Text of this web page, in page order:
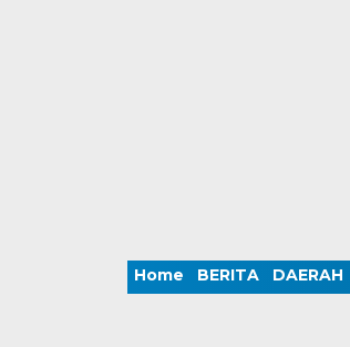
Home BERITA DAERAH